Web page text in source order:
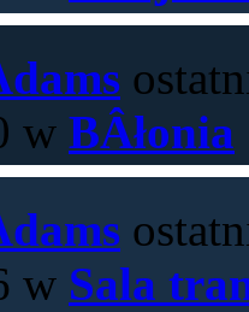
w BÂłonia
w Sala